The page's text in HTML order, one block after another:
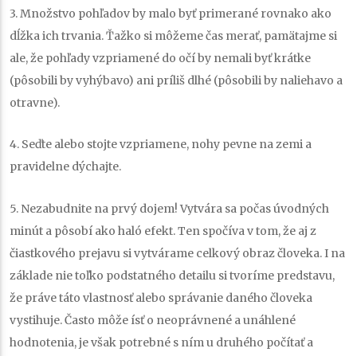
3. Množstvo pohľadov by malo byť primerané rovnako ako
dĺžka ich trvania. Ťažko si môžeme čas merať, pamätajme si
ale, že pohľady vzpriamené do očí by nemali byť krátke
(pôsobili by vyhýbavo) ani príliš dlhé (pôsobili by naliehavo a
otravne).
4. Seďte alebo stojte vzpriamene, nohy pevne na zemi a
pravidelne dýchajte.
5. Nezabudnite na prvý dojem! Vytvára sa počas úvodných
minút a pôsobí ako haló efekt. Ten spočíva v tom, že aj z
čiastkového prejavu si vytvárame celkový obraz človeka. I na
základe nie toľko podstatného detailu si tvoríme predstavu,
že práve táto vlastnosť alebo správanie daného človeka
vystihuje. Často môže ísť o neoprávnené a unáhlené
hodnotenia, je však potrebné s ním u druhého počítať a